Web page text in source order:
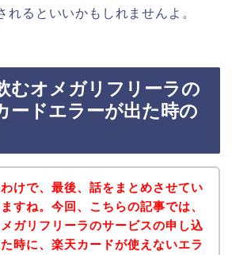
れるといいかもしれませんよ。
むオメガリフリーラの
ードエラーが出た時の
けで、最後、話をまとめさせてい
すね。今回、こちらの記事では、
ガリフリーラのサービスの申し込
時に、楽天カードが使えないエラ